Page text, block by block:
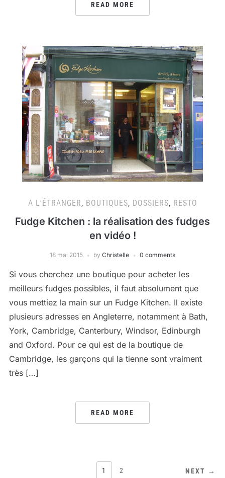
READ MORE
A L'ÉTRANGER, BOUTIQUES, DOSSIERS, RESTO
Fudge Kitchen : la réalisation des fudges
en vidéo !
18 mai 2015 by Christelle 0 comments
Si vous cherchez une boutique pour acheter les
meilleurs fudges possibles, il faut absolument que
vous mettiez la main sur un Fudge Kitchen. Il existe
plusieurs adresses en Angleterre, notamment à Bath,
York, Cambridge, Canterbury, Windsor, Edinburgh
and Oxford. Pour ce qui est de la boutique de
Cambridge, les garçons qui la tienne sont vraiment
très […]
READ MORE
1 2 NEXT →